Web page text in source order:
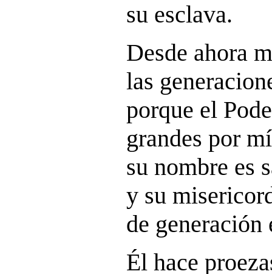
su esclava.
Desde ahora
las
porque el
grandes por
su nombre es
y su
de generación
Él hace